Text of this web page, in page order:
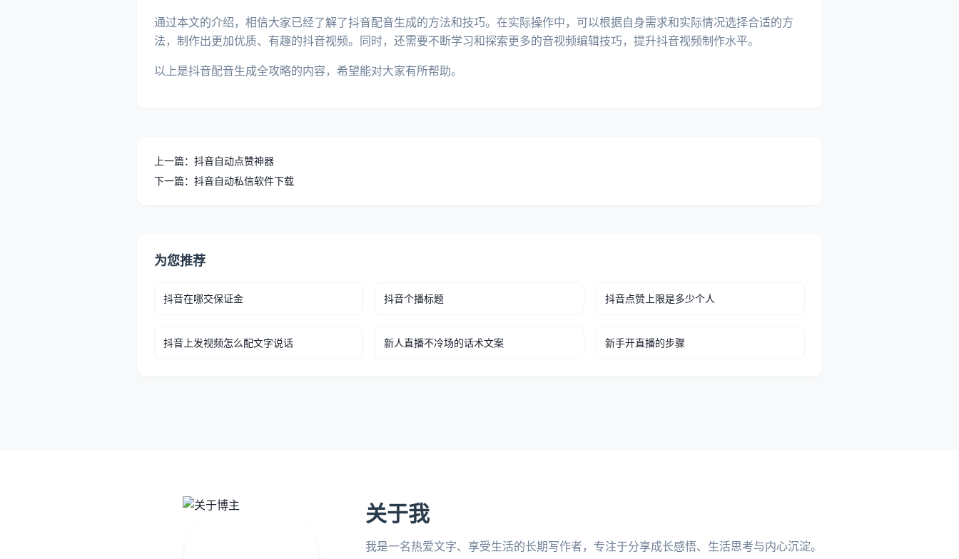
通过本文的介绍，相信大家已经了解了抖音配音生成的方法和技巧。在实际操作中，可以根据自身需求和实际情况选择合适的方
法，制作出更加优质、有趣的抖音视频。同时，还需要不断学习和探索更多的音视频编辑技巧，提升抖音视频制作水平。
以上是抖音配音生成全攻略的内容，希望能对大家有所帮助。
上一篇：抖音自动点赞神器
下一篇：抖音自动私信软件下载
为您推荐
抖音在哪交保证金 抖音个播标题 抖音点赞上限是多少个人
抖音上发视频怎么配文字说话 新人直播不冷场的话术文案 新手开直播的步骤
关于我
我是一名热爱文字、享受生活的长期写作者，专注于分享成长感悟、生活思考与内心沉淀。